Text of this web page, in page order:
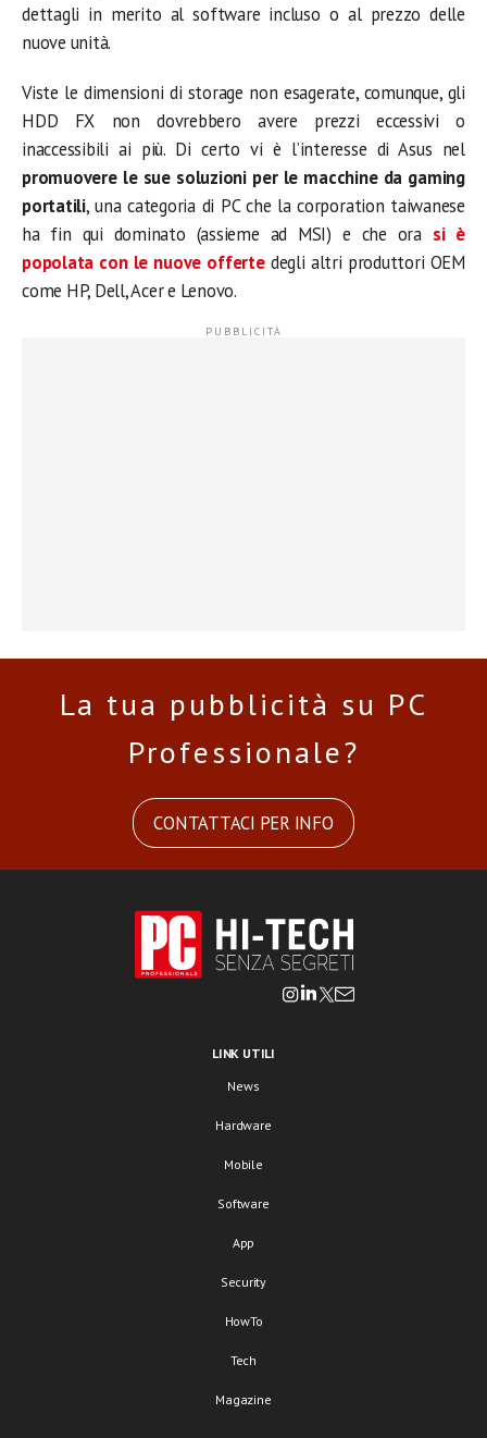
dettagli in merito al software incluso o al prezzo delle
nuove unità.
Viste le dimensioni di storage non esagerate, comunque, gli
HDD FX non dovrebbero avere prezzi eccessivi o
inaccessibili ai più. Di certo vi è l’interesse di Asus nel
promuovere le sue soluzioni per le macchine da gaming
portatili, una categoria di PC che la corporation taiwanese
ha fin qui dominato (assieme ad MSI) e che ora si è
popolata con le nuove offertedegli altri produttori OEM
come HP, Dell, Acer e Lenovo.
La tua pubblicità su PC
Professionale?
CONTATTACI PER INFO
LINK UTILI
News
Hardware
Mobile
Software
App
Security
HowTo
Tech
Magazine